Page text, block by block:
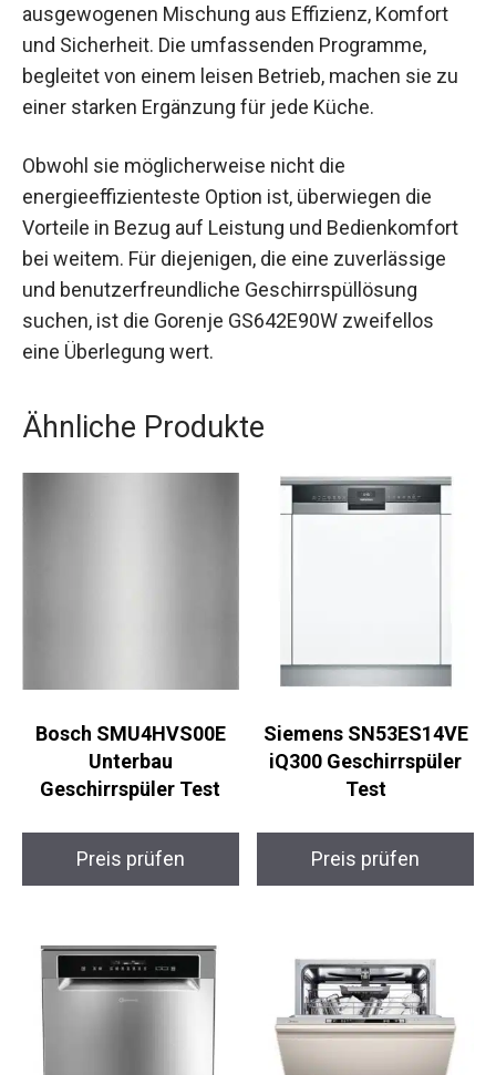
ausgewogenen Mischung aus Effizienz, Komfort
und Sicherheit. Die umfassenden Programme,
begleitet von einem leisen Betrieb, machen sie zu
einer starken Ergänzung für jede Küche.
Obwohl sie möglicherweise nicht die
energieeffizienteste Option ist, überwiegen die
Vorteile in Bezug auf Leistung und Bedienkomfort
bei weitem. Für diejenigen, die eine zuverlässige
und benutzerfreundliche Geschirrspüllösung
suchen, ist die Gorenje GS642E90W zweifellos
eine Überlegung wert.
Ähnliche Produkte
Bosch SMU4HVS00E
Unterbau
Geschirrspüler Test
Preis prüfen
Siemens SN53ES14VE
iQ300 Geschirrspüler
Test
Preis prüfen